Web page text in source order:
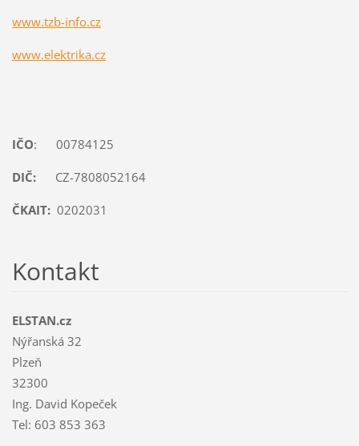
www.tzb-info.cz
www.elektrika.cz
IČO: 00784125
DIČ: CZ-7808052164
ČKAIT: 0202031
Kontakt
ELSTAN.cz
Nýřanská 32
Plzeň
32300
Ing. David Kopeček
Tel: 603 853 363